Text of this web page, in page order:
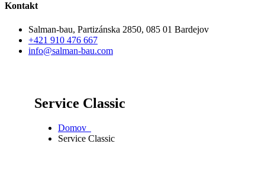
Kontakt
Salman-bau, Partizánska 2850, 085 01 Bardejov
+421 910 476 667
info@salman-bau.com
Service Classic
Domov
Service Classic